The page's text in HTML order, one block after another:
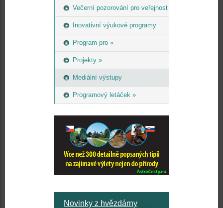
Večerní pozorování pro veřejnost
Inovativní výukové programy
Program pro »
Projekty »
Mediální výstupy
Programový letáček »
Novinky z hvězdárny